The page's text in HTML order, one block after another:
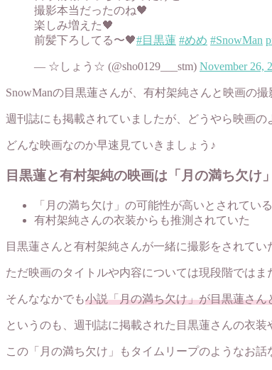
撮影本当だったのね🖤
楽しみ増えた🖤
前髪下ろしてる〜🖤#目黒蓮 #めめ #SnowMan
— ☆しょう☆ (@sho0129___stm) November 26,
SnowManの目黒蓮さんが、有村架純さんと映画の
週刊誌にも掲載されていましたが、どうやら映画の
どんな映画なのか早速見ていきましょう♪
目黒蓮と有村架純の映画は「月の満ち欠け
「月の満ち欠け」の可能性が高いとされている
有村架純さんの衣装からも推測されていた
目黒蓮さんと有村架純さんが一緒に撮影をされて
ただ映画のタイトルや内容については現段階ではま
そんななかでも小説「月の満ち欠け」が目黒蓮さ
というのも、週刊誌に掲載された目黒蓮さんの衣
この「月の満ち欠け」もタイムリープのようなお